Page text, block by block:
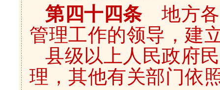
第四十四条地方各
管理工作的领导，建
县级以上人民政府
理，其他有关部门依